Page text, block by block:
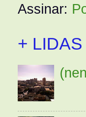
Assinar:
+